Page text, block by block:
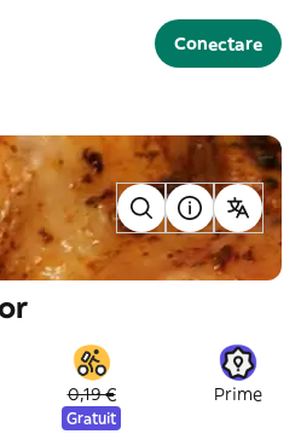
Conectare
0,19 €
Gratuit
Prime